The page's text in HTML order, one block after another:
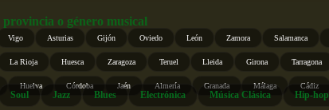
o género musical
Vigo Asturias Gijón Oviedo León Zamora Salamanca
La Rioja Huesca Zaragoza Teruel Lleida Girona Tarragona
Huelva Córdoba Jaén Almería Granada Málaga Cádiz
Soul Jazz Blues Electrónica Música Clásica Hip-hop